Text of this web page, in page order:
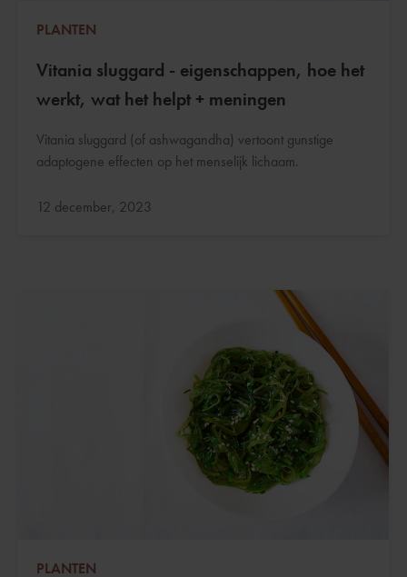
PLANTEN
Vitania sluggard - eigenschappen, hoe het
werkt, wat het helpt + meningen
Vitania sluggard (of ashwagandha) vertoont gunstige
adaptogene effecten op het menselijk lichaam.
Bijgewerkt:
12 december, 2023
PLANTEN